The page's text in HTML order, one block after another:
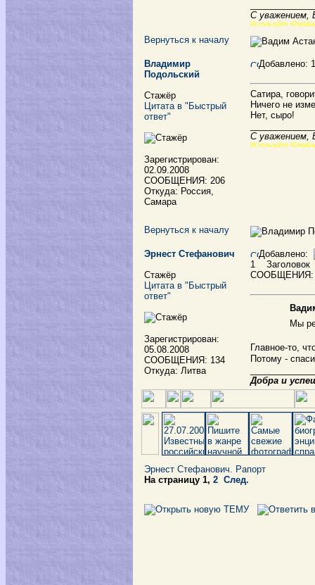
С уважением,
Используйте
Вернуться к началу
Владимир
Подольский
Стажёр
Цитата в "Быстрый
ответ"
Зарегистрирован:
02.09.2008
СООБЩЕНИЯ: 206
Откуда: Россия,
Самара
Добавлено: 1
Сатира,
Ничего не
Нет, сыро!
С уважением,
Используйте
Вернуться к началу
Эрнест Стефанович
Стажёр
Цитата в "Быстрый
ответ"
Зарегистрирован:
05.08.2008
СООБЩЕНИЯ: 134
Откуда: Литва
Добавлено:
1
Заголовок
СООБЩЕНИЯ:
Мы
Главное-то,
Потому -
Добра и
Эрнест Стефанович. Рапорт
На страницу 1, 2 След.